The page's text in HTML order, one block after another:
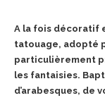
A la fois décoratif
tatouage, adopté
particulièrement
les fantaisies.
d’arabesques, de